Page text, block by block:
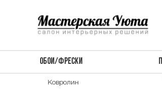
ОБОИ/ФРЕСКИ
Ковролин